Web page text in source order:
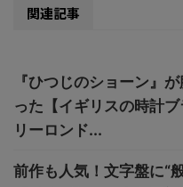
関連記事
『ひつじのショーン』
った【イギリスの時計ブ
リーロンド...
前作も人気！文字盤に“